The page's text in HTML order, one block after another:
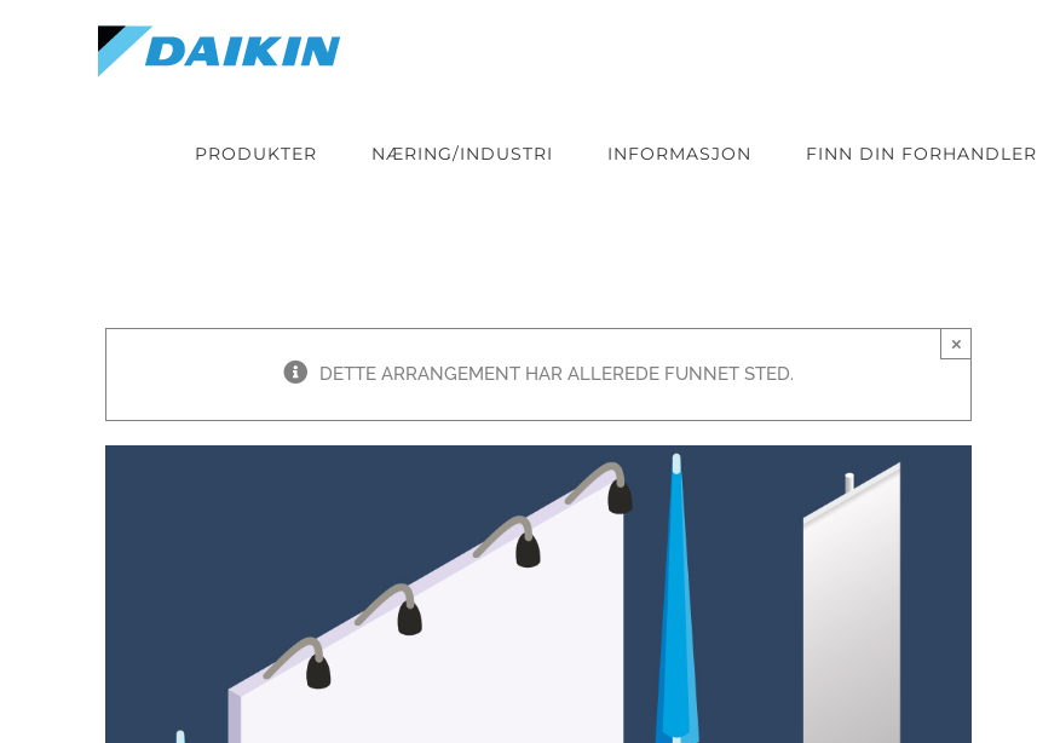
PRODUKTER NÆRING/INDUSTRI INFORMASJON FINN DIN FORHANDLER
DETTE ARRANGEMENT HAR ALLEREDE FUNNET STED.
×